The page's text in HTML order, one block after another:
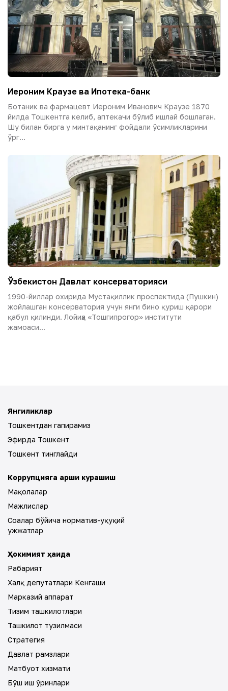
Иероним Краузе ва Ипотека-банк
Ботаник ва фармацевт Иероним Иванович Краузе 1870
йилда Тошкентга келиб, аптекачи бўлиб ишлай бошлаган.
Шу билан бирга у минтақанинг фойдали ўсимликларини
ўрг...
Ўзбекистон Давлат консерваторияси
1990-йиллар охирида Мустақиллик проспектида (Пушкин)
жойлашган консерватория учун янги бино қуриш қарори
қабул қилинди. Лойиҳа «Тошгипрогор» институти
жамоаси...
Янгиликлар
Тошкентдан гапирамиз
Эфирда Тошкент
Тошкент тинглайди
Коррупцияга қарши курашиш
Мақолалар
Мажлислар
Соҳалар бўйича норматив-ҳуқуқий
ҳужжатлар
Ҳокимият ҳақида
Раҳбарият
Халқ депутатлари Кенгаши
Марказий аппарат
Тизим ташкилотлари
Ташкилот тузилмаси
Стратегия
Давлат рамзлари
Матбуот хизмати
Бўш иш ўринлари